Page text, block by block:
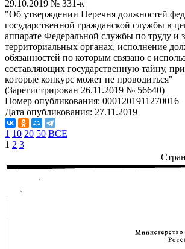
29.10.2019 № 331-к
"Об утверждении Перечня должностей
государственной гражданской службы в
аппарате Федеральной службы по труду и
территориальных органах, исполнение
обязанностей по которым связано с
составляющих государственную тайну,
которые конкурс может не проводиться"
(Зарегистрирован 26.11.2019 № 56640)
Номер опубликования: 0001201911270016
Дата опубликования: 27.11.2019
1 10 20 50 ВСЕ
1 2 3